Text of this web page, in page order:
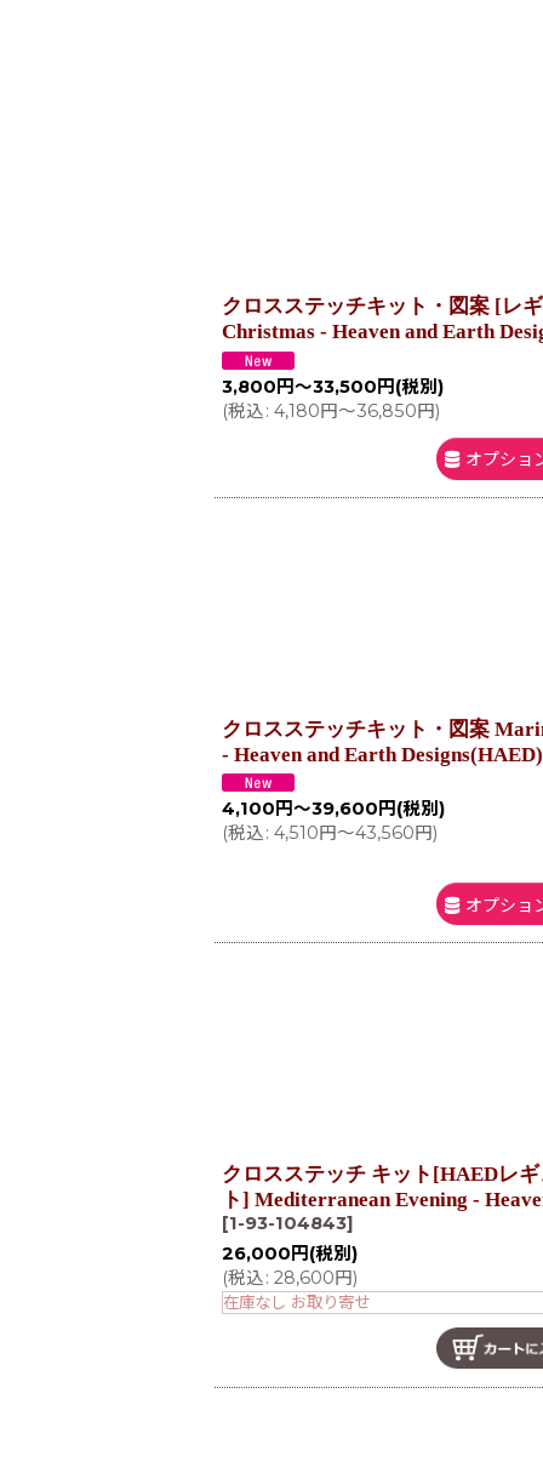
クロスステッチキット・図案 [レ
Christmas - Heaven and Earth
3,800 円～33,500 円 (税別)
(税込: 4,180円～36,850円)
オプショ
クロスステッチキット・図案
- Heaven and Earth Designs(HAED)
4,100 円～39,600 円 (税別)
(税込: 4,510円～43,560円)
オプショ
クロスステッチ キット[HAEDレ
ト] Mediterranean Evening -
[1-93-104843]
26,000 円 (税別)
(税込: 28,600円)
在庫なし お取り寄せ